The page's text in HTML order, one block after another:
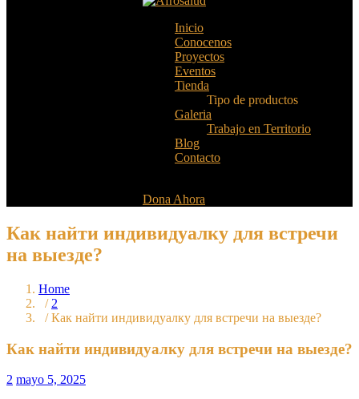
Inicio
Conocenos
Proyectos
Eventos
Tienda
Tipo de productos
Galeria
Trabajo en Territorio
Blog
Contacto
Dona Ahora
Как найти индивидуалку для встречи
на выезде?
Home
/ 2
/ Как найти индивидуалку для встречи на выезде?
Как найти индивидуалку для встречи на выезде?
2 mayo 5, 2025